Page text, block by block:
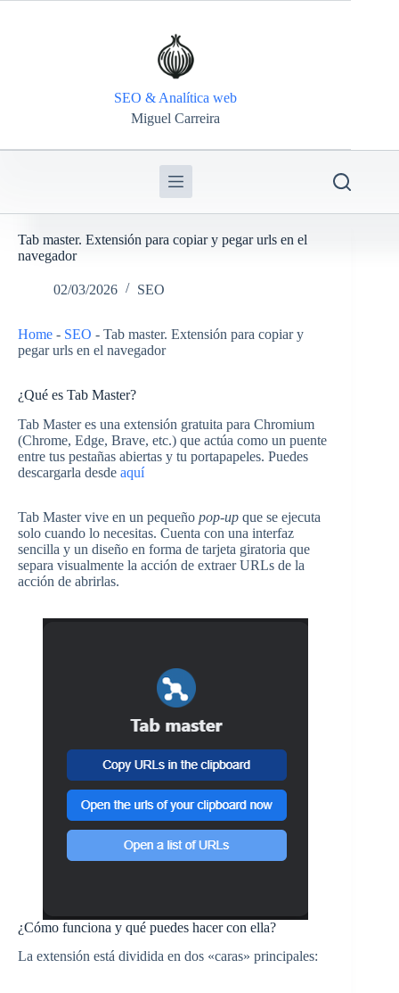
SEO & Analítica web
Miguel Carreira
Tab master. Extensión para copiar y pegar urls en el
navegador
02/03/2026 SEO
Home - SEO - Tab master. Extensión para copiar y
pegar urls en el navegador
¿Qué es Tab Master?
Tab Master es una extensión gratuita para Chromium
(Chrome, Edge, Brave, etc.) que actúa como un puente
entre tus pestañas abiertas y tu portapapeles. Puedes
descargarla desde aquí
Tab Master vive en un pequeño pop-up que se ejecuta
solo cuando lo necesitas. Cuenta con una interfaz
sencilla y un diseño en forma de tarjeta giratoria que
separa visualmente la acción de extraer URLs de la
acción de abrirlas.
¿Cómo funciona y qué puedes hacer con ella?
La extensión está dividida en dos «caras» principales: